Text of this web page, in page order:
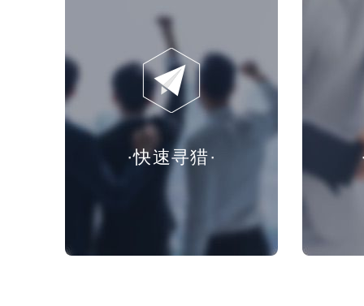
·快速寻猎·